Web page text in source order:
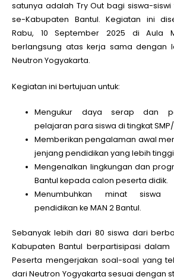
satunya adalah Try Out bagi siswa-siswi
se-Kabupaten Bantul. Kegiatan ini
Rabu, 10 September 2025 di Aula
berlangsung atas kerja sama dengan
Neutron Yogyakarta.
Kegiatan ini bertujuan untuk:
Mengukur daya serap dan
pelajaran para siswa di tingkat SMP/
Memberikan pengalaman awal
jenjang pendidikan yang lebih
Mengenalkan lingkungan dan
Bantul kepada calon peserta didik.
Menumbuhkan minat siswa
pendidikan ke MAN 2 Bantul.
Sebanyak lebih dari 80 siswa dari
Kabupaten Bantul berpartisipasi dalam
Peserta mengerjakan soal-soal yang
dari Neutron Yogyakarta sesuai dengan